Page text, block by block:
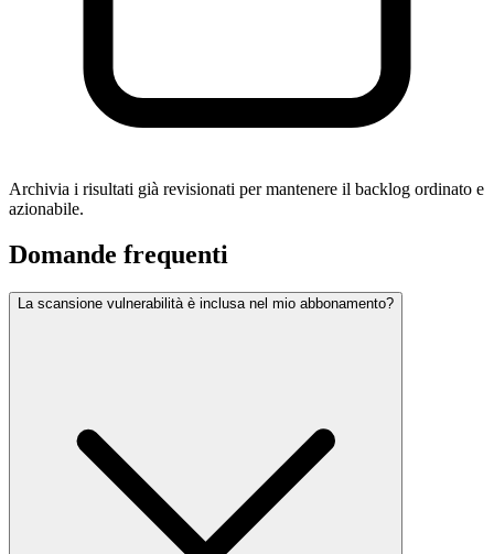
Archivia i risultati già revisionati per mantenere il backlog ordinato e
azionabile.
Domande frequenti
La scansione vulnerabilità è inclusa nel mio abbonamento?